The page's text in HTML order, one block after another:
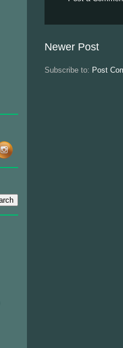
Newer Post
Subscribe to: Post